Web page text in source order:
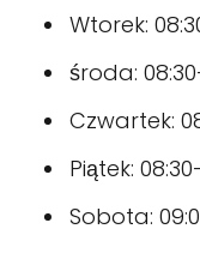
Wtorek:
środa:
Czwartek:
Piątek:
Sobota: